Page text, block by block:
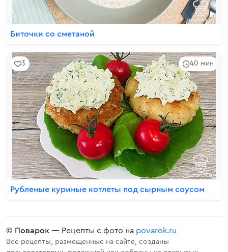
Биточки со сметаной
40 мин
3
Рубленые куриные котлеты под сырным соусом
© Поварок — Рецепты с фото на povarok.ru
Все рецепты, размещенные на сайте, созданы